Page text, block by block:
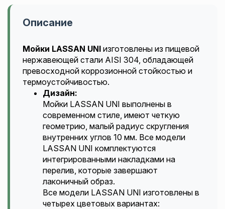
Описание
Мойки LASSAN UNI изготовлены из пищевой
нержавеющей стали AISI 304, обладающей
превосходной коррозионной стойкостью и
термоустойчивостью.
Дизайн:
Мойки LASSAN UNI выполнены в
современном стиле, имеют четкую
геометрию, малый радиус скругления
внутренних углов 10 мм. Все модели
LASSAN UNI комплектуются
интегрированными накладками на
перелив, которые завершают
лаконичный образ.
Все модели LASSAN UNI изготовлены в
четырех цветовых вариантах: